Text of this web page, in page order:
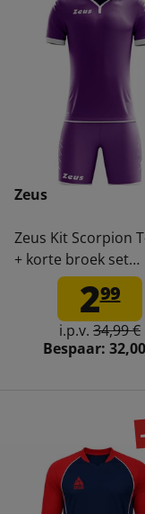
Zeus
Zeus Kit Scorpion
+ korte broek set
paars/wit299
i.p.v. 34,99 €
Bespaar: